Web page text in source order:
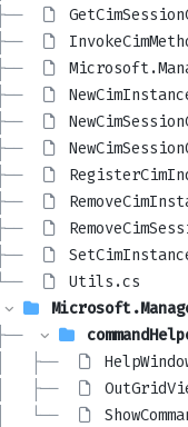
Utils.cs
├──
├──
└──